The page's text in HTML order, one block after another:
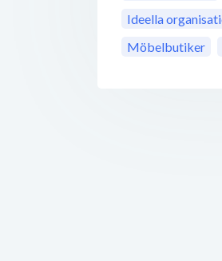
Ideella
Möbelbutiker